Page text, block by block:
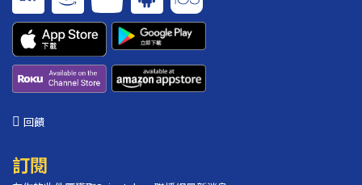
回饋
訂閱